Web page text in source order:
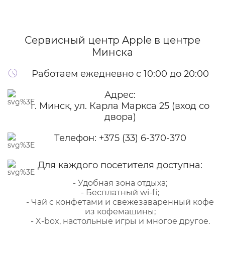
Сервисный центр Apple в центре
Минска
Работаем ежедневно с 10:00 до 20:00
Адрес:
г. Минск, ул. Карла Маркса 25 (вход со
двора)
Телефон: +375 (33) 6-370-370
Для каждого посетителя доступна:
- Удобная зона отдыха;
- Бесплатный wi-fi;
- Чай с конфетами и свежезаваренный кофе
из кофемашины;
- X-box, настольные игры и многое другое.